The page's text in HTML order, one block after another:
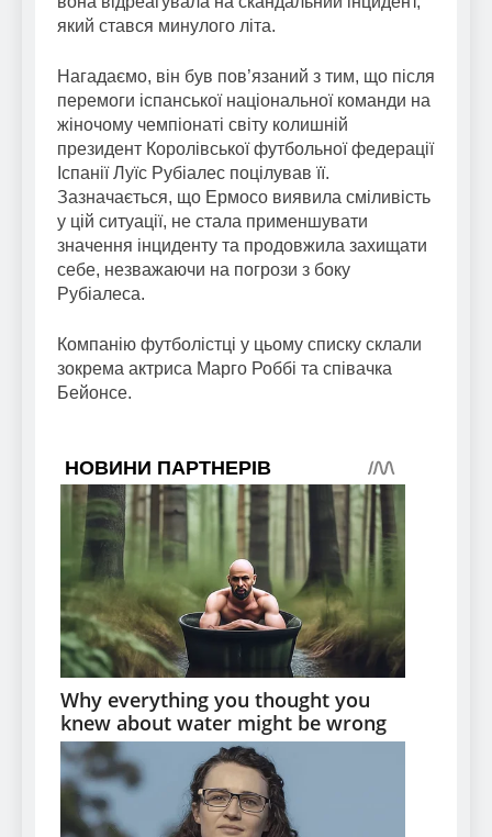
який стався минулого літа.
Нагадаємо, він був пов’язаний з тим, що після
перемоги іспанської національної команди на
жіночому чемпіонаті світу колишній
президент Королівської футбольної федерації
Іспанії Луїс Рубіалес поцілував її.
Зазначається, що Ермосо виявила сміливість
у цій ситуації, не стала применшувати
значення інциденту та продовжила захищати
себе, незважаючи на погрози з боку
Рубіалеса.
Компанію футболістці у цьому списку склали
зокрема актриса Марго Роббі та співачка
Бейонсе.